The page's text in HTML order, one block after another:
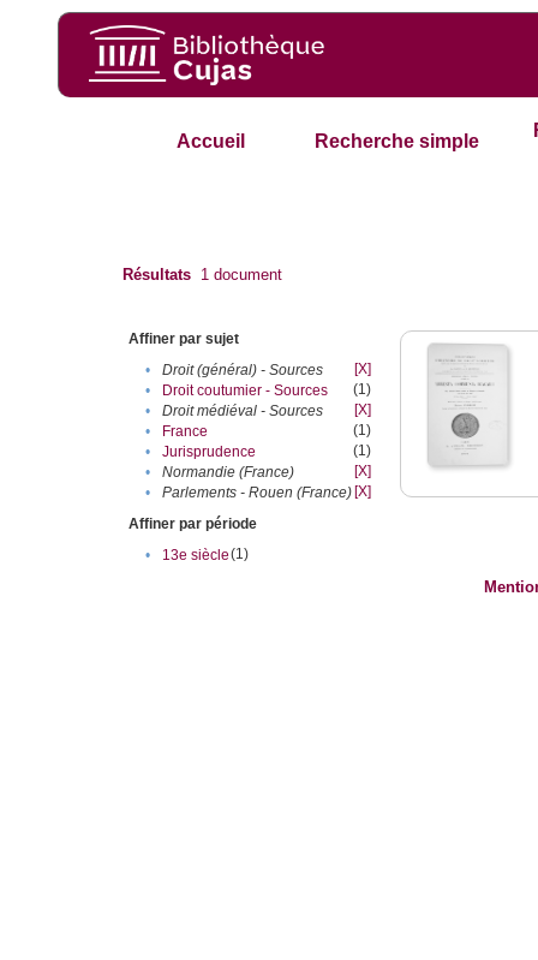
Accueil Recherche simple
Résultats 1 document
Affiner par sujet
•
Droit (général) - Sources
[X]
•
Droit coutumier - Sources
(1)
•
Droit médiéval - Sources
[X]
•
France
(1)
•
Jurisprudence
(1)
•
Normandie (France)
[X]
•
Parlements - Rouen (France) [X]
Affiner par période
•
13e siècle(1)